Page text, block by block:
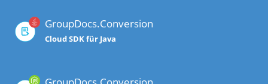
GroupDocs.Conversion
Cloud SDK für Java